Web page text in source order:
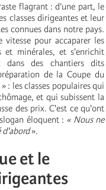
flagrant : d’une part, le
classes dirigeantes et leur
connues dans notre pays.
pour accaparer les
et minérales, et s'enrichit
dans des chantiers dits
de la Coupe du
: les classes populaires qui
et qui subissent la
des prix. C'est ce qu'ont
éloquent : « Nous ne
d'abord».
et le